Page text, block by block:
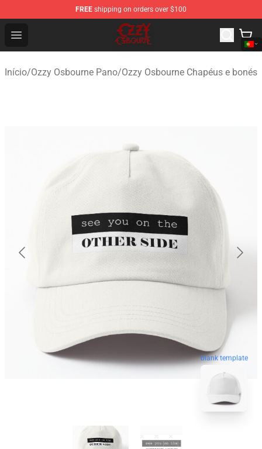
FREE shipping on orders over $100
Open menu
Ozzy Osbourne Store - Official Ozzy Osbourne
Início/Ozzy Osbourne Pano/Ozzy Osbourne Chapéus e bonés
blank template